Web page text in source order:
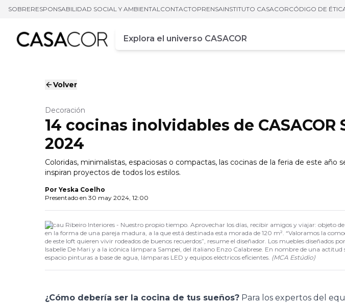
SOBRERESPONSABILIDAD SOCIAL Y AMBIENTALCONTACTOPRENSAINSTITUTO CASACORCÓDIGO DE
Campo de busca
Ingrese al menos tres caracteres
Volver
Decoración
14 cocinas inolvidables de CASACOR
2024
Coloridas, minimalistas, espaciosas o compactas, las cocinas de la feria de este año
inspiran proyectos de todos los estilos.
Por Yeska Coelho
Presentado en 30 may 2024, 12:00
Cacau Ribeiro Interiores - Nuestro propio tiempo. Aprovechar los días, recibir amigos y viajar: objeto de
en la forma de una pareja madura, a la que está destinada esta morada de 120 m². “Valoramos la
de este loft quieren vivir rodeados de buenos recuerdos”, resume el diseñador. Los muebles diseñados
Isabelle De Mari y a la icónica lámpara Sampei, del italiano Enzo Calabrese. En nombre de una
espacio pinturas a base de agua, lámparas LED y equipos eléctricos eficientes. (MCA Estúdio)
¿Cómo debería ser la cocina de tus sueños? Para los expertos del